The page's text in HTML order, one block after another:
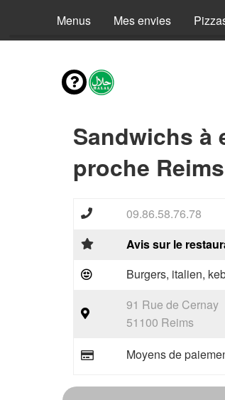
Menus Mes envies
Sandwichs à
proche
09.86.58.76.78
Avis sur le
Burgers, italien,
91 Rue de Cernay
51100 Reims
Moyens de